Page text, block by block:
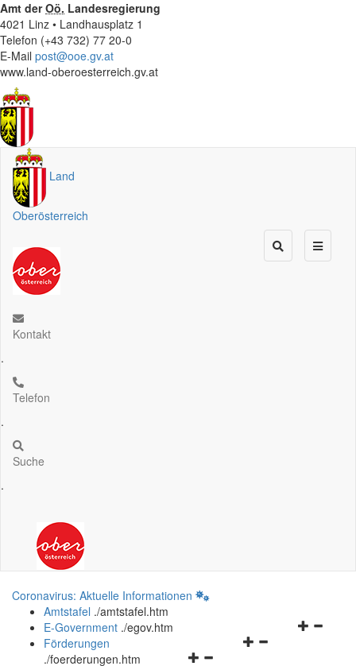
Amt derOö. Landesregierung
4021 Linz • Landhausplatz 1
Telefon (+43 732) 77 20-0
E-Mail post@ooe.gv.at
www.land-oberoesterreich.gv.at
Land
Oberösterreich
Kontakt
.
Telefon
.
Suche
.
Coronavirus: Aktuelle Informationen
Amtstafel ./amtstafel.htm
Navigationsmenü
E-Government ./egov.htm
Navigationsmenü
Förderungen
./foerderungen.htm